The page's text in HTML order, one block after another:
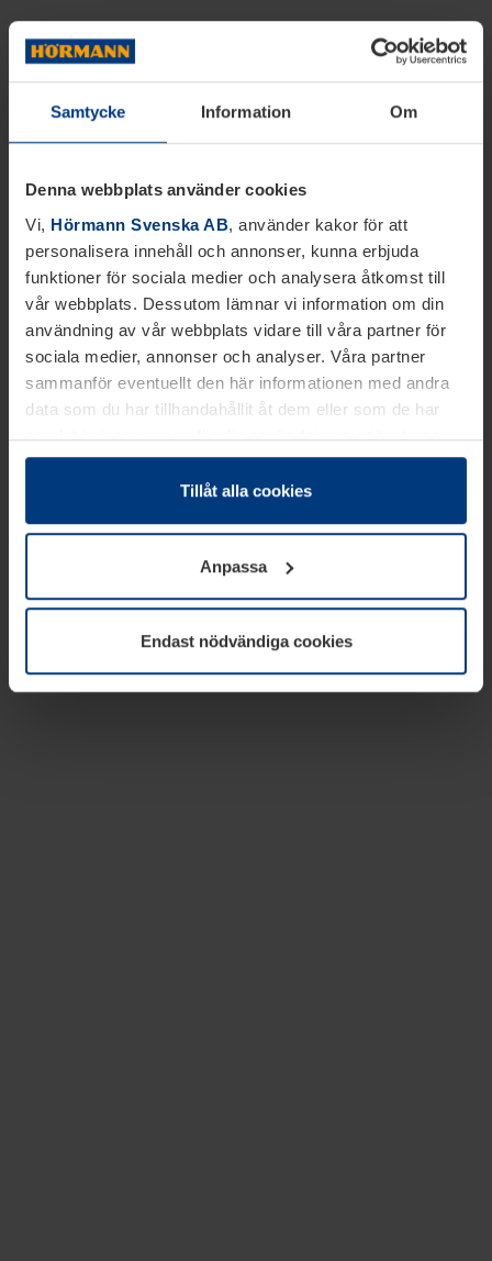
Samtycke Information Om
Denna webbplats använder cookies
Vi, Hörmann Svenska AB, använder kakor för att
personalisera innehåll och annonser, kunna erbjuda
funktioner för sociala medier och analysera åtkomst till
vår webbplats. Dessutom lämnar vi information om din
användning av vår webbplats vidare till våra partner för
sociala medier, annonser och analyser. Våra partner
sammanför eventuellt den här informationen med andra
data som du har tillhandahållit åt dem eller som de har
samlat in inom ramen för din användning av tjänsterna.
Juridiskt kan vi lagra kakor på din enhet, om de är
absolut nödvändiga för driften av den här webbplatsen.
godkännande kan du när som helst ändra eller återkalla i
informationen om kakor underDataskyddsförklaring
vår webbplats.
Tillåt alla cookies
Anpassa
Endast nödvändiga cookies